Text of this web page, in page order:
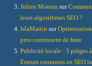
Julien Moreau sur
leurs algorithmes SEO ?
IslaMartin surOptimisation
pros continuent de faire
Publicité locale : 5 pièges
Erreurs courantes en SEO